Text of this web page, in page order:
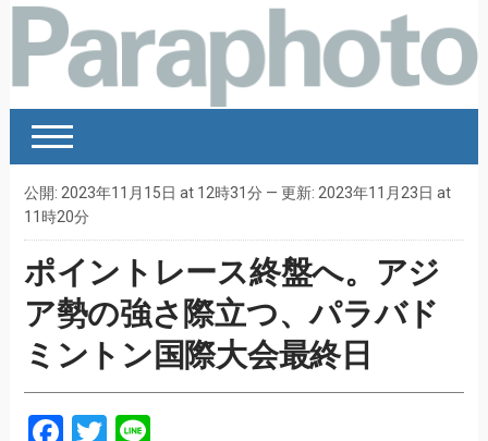
公開: 2023年11月15日 at 12時31分 — 更新: 2023年11月23日 at
11時20分
ポイントレース終盤へ。アジ
ア勢の強さ際立つ、パラバド
ミントン国際大会最終日
Facebook
Twitter
Line